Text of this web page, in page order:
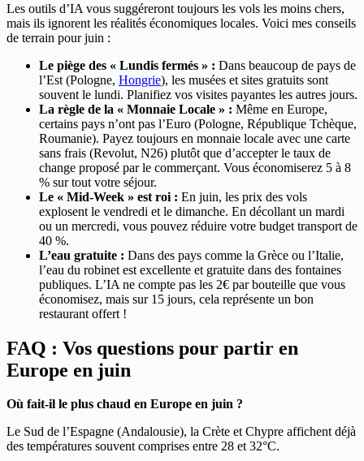
Les outils d’IA vous suggéreront toujours les vols les moins chers,
mais ils ignorent les réalités économiques locales. Voici mes conseils
de terrain pour juin :
Le piège des « Lundis fermés » : Dans beaucoup de pays de
l’Est (Pologne, Hongrie), les musées et sites gratuits sont
souvent le lundi. Planifiez vos visites payantes les autres jours.
La règle de la « Monnaie Locale » : Même en Europe,
certains pays n’ont pas l’Euro (Pologne, République Tchèque,
Roumanie). Payez toujours en monnaie locale avec une carte
sans frais (Revolut, N26) plutôt que d’accepter le taux de
change proposé par le commerçant. Vous économiserez 5 à 8
% sur tout votre séjour.
Le « Mid-Week » est roi : En juin, les prix des vols
explosent le vendredi et le dimanche. En décollant un mardi
ou un mercredi, vous pouvez réduire votre budget transport de
40 %.
L’eau gratuite : Dans des pays comme la Grèce ou l’Italie,
l’eau du robinet est excellente et gratuite dans des fontaines
publiques. L’IA ne compte pas les 2€ par bouteille que vous
économisez, mais sur 15 jours, cela représente un bon
restaurant offert !
FAQ : Vos questions pour partir en
Europe en juin
Où fait-il le plus chaud en Europe en juin ?
Le Sud de l’Espagne (Andalousie), la Crète et Chypre affichent déjà
des températures souvent comprises entre 28 et 32°C.